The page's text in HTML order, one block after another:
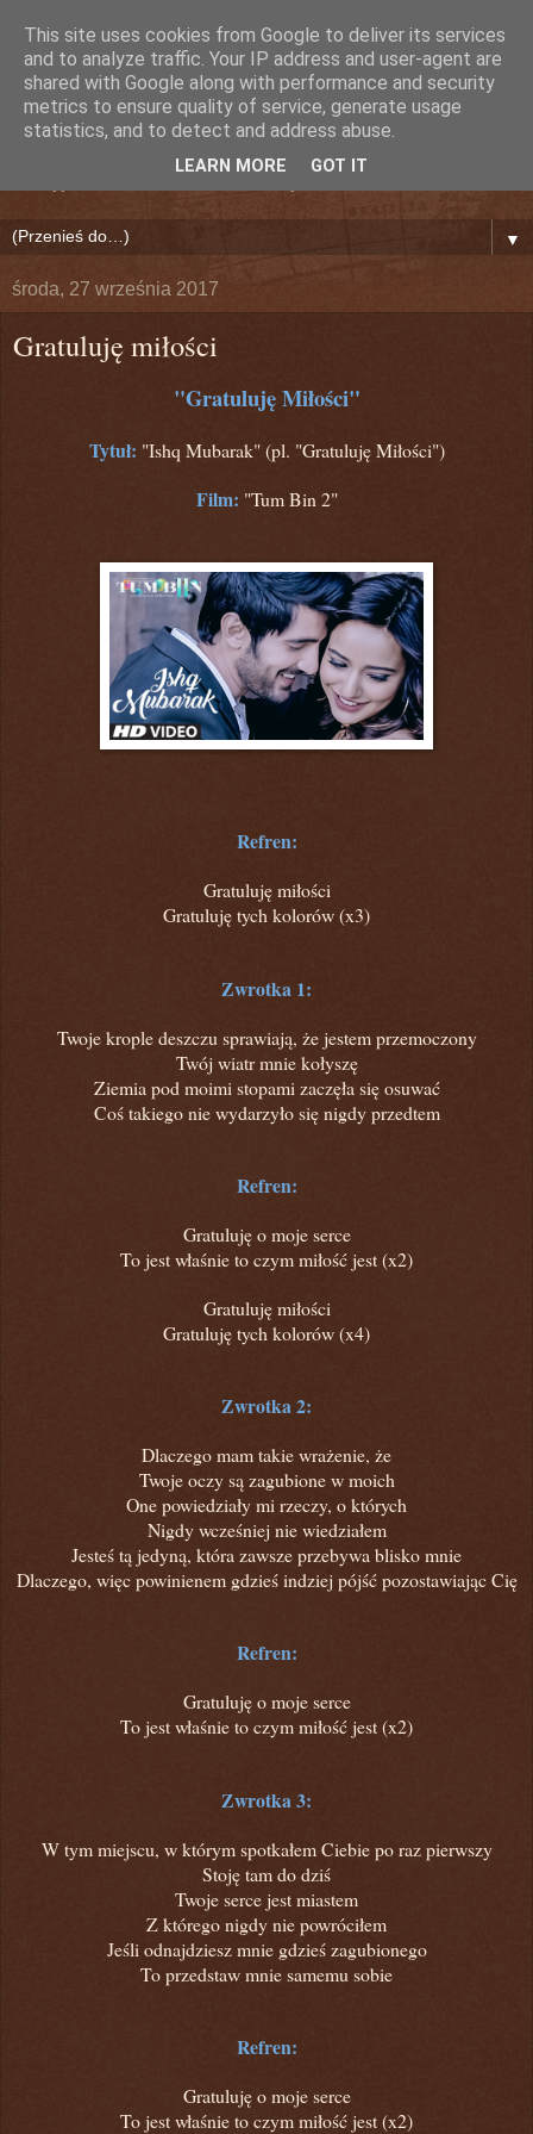
Nieznany Dźwięk (Lily)
Bollywood!
▼
środa, 27 września 2017
Gratuluję miłości
"Gratuluję Miłości"
Tytuł: "Ishq Mubarak" (pl. "Gratuluję Miłości")
Film: "Tum Bin 2"
Refren:
Gratuluję miłości
Gratuluję tych kolorów (x3)
Zwrotka 1:
Twoje krople deszczu sprawiają, że jestem przemoczony
Twój wiatr mnie kołyszę
Ziemia pod moimi stopami zaczęła się osuwać
Coś takiego nie wydarzyło się nigdy przedtem
Refren:
Gratuluję o moje serce
To jest właśnie to czym miłość jest (x2)
Gratuluję miłości
Gratuluję tych kolorów (x4)
Zwrotka 2:
Dlaczego mam takie wrażenie, że
Twoje oczy są zagubione w moich
One powiedziały mi rzeczy, o których
Nigdy wcześniej nie wiedziałem
Jesteś tą jedyną, która zawsze przebywa blisko mnie
Dlaczego, więc powinienem gdzieś indziej pójść pozostawiając Cię
Refren:
Gratuluję o moje serce
To jest właśnie to czym miłość jest (x2)
Zwrotka 3:
W tym miejscu, w którym spotkałem Ciebie po raz pierwszy
Stoję tam do dziś
Twoje serce jest miastem
Z którego nigdy nie powróciłem
Jeśli odnajdziesz mnie gdzieś zagubionego
To przedstaw mnie samemu sobie
Refren:
Gratuluję o moje serce
To jest właśnie to czym miłość jest (x2)
This site uses cookies from Google to deliver its services
and to analyze traffic. Your IP address and user-agent are
shared with Google along with performance and security
metrics to ensure quality of service, generate usage
statistics, and to detect and address abuse.
LEARN MORE GOT IT